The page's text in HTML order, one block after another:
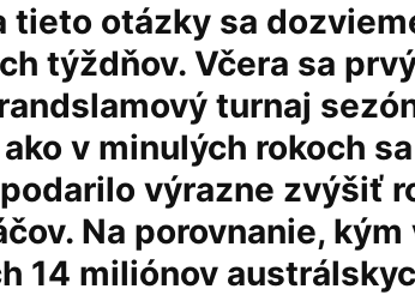
tieto otázky sa
týždňov. Včera sa
turnaj
v minulých rokoch sa
výrazne zvýšiť
Na porovnanie, kým
14 miliónov